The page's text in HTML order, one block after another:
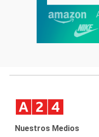
Nuestros Medios